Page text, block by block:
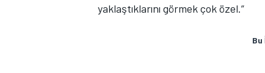
yaklaştıklarını görmek çok özel.”
Bu